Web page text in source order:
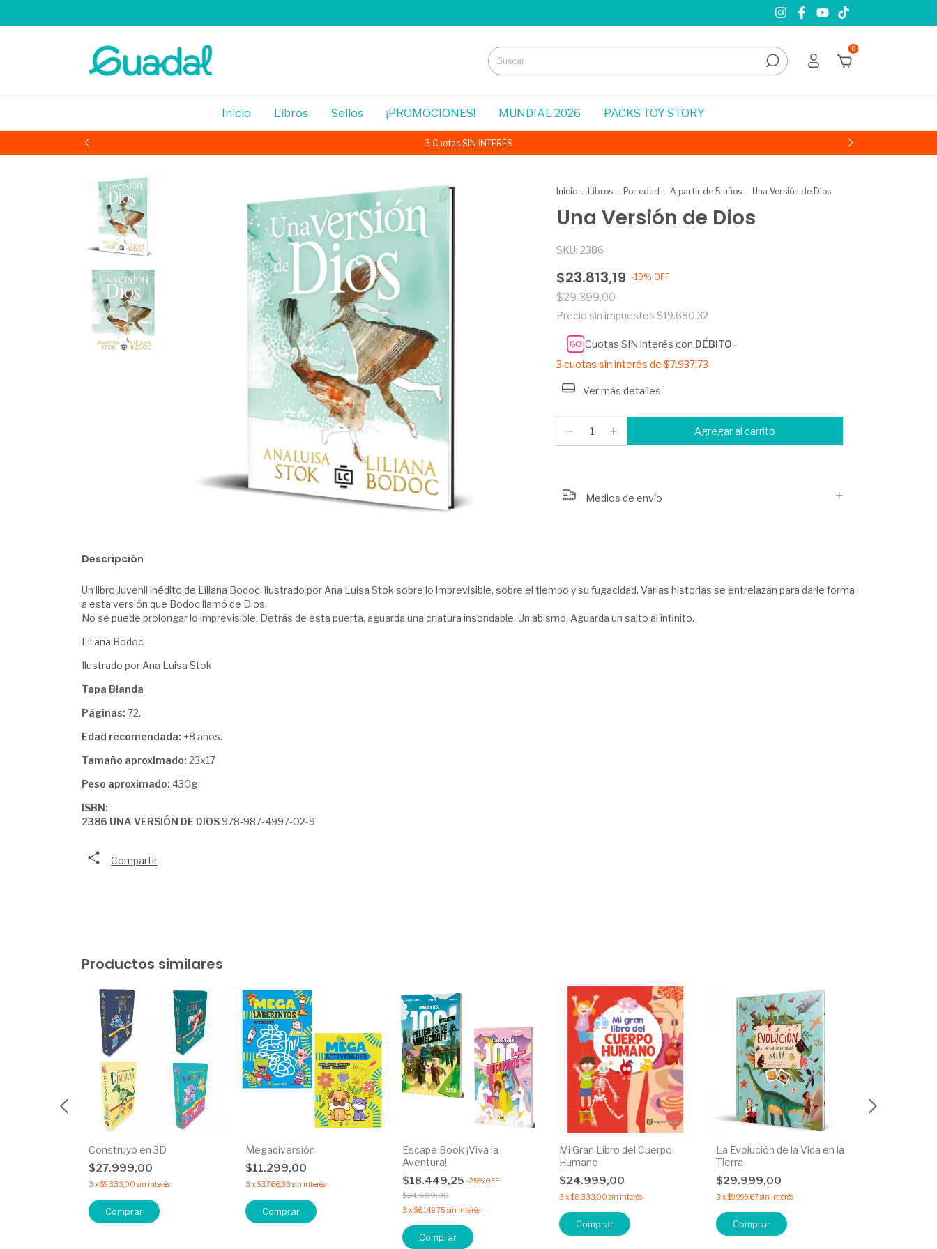
0
Inicio Libros Sellos ¡PROMOCIONES! MUNDIAL 2026 PACKS TOY STORY
3 Cuotas SIN INTERÉS
Inicio . Libros . Por edad . A partir de 5 años . Una Versión de Dios
Una Versión de Dios
SKU: 2386
$23.813,19 -19% OFF
$29.399,00
Precio sin impuestos $19.680,32
Cuotas SIN interés con DÉBITO
3 cuotas sin interés de $7.937,73
Ver más detalles
Medios de envío
Descripción
Un libro Juvenil inédito de Liliana Bodoc, ilustrado por Ana Luisa Stok sobre lo imprevisible, sobre el tiempo y su fugacidad. Varias historias se entrelazan para darle forma
a esta versión que Bodoc llamó de Dios.
No se puede prolongar lo imprevisible. Detrás de esta puerta, aguarda una criatura insondable. Un abismo. Aguarda un salto al infinito.
Liliana Bodoc
Ilustrado por Ana Luisa Stok
Tapa Blanda
Páginas: 72.
Edad recomendada: +8 años.
Tamaño aproximado: 23x17
Peso aproximado: 430g
ISBN:
2386 UNA VERSIÓN DE DIOS 978-987-4997-02-9
Compartir
Productos similares
Construyo en 3D
$27.999,00
3 x$9.333,00 sin interés
Comprar
Megadiversión
$11.299,00
3 x$3.766,33 sin interés
Comprar
Escape Book ¡Viva la
Aventura!
$18.449,25 -25% OFF
$24.599,00
3 x$6.149,75 sin interés
Comprar
Mi Gran Libro del Cuerpo
Humano
$24.999,00
3 x$8.333,00 sin interés
La Evolución de la Vida en la
Tierra
$29.999,00
3 x$9.999,67sin interés